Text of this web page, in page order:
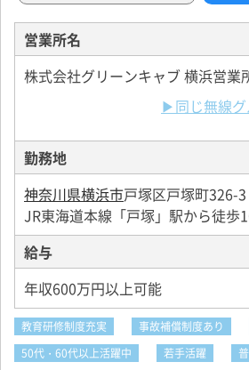
営業所名
株式会社グリーンキャブ 横浜営業
▶同じ無線グ
勤務地
神奈川県横浜市戸塚区戸塚町326-3
JR東海道本線「戸塚」駅から徒歩
給与
年収600万円以上可能
教育研修制度充実 事故補償制度あり
50代・60代以上活躍中
若手活躍